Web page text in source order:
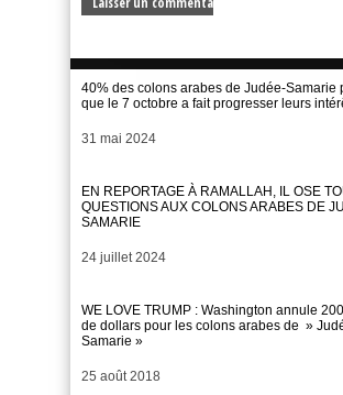
40% des colons arabes de Judée-Samarie
que le 7 octobre a fait progresser leurs
Date
31 mai 2024
EN REPORTAGE À RAMALLAH, IL OSE
QUESTIONS AUX COLONS ARABES DE
SAMARIE
Date
24 juillet 2024
WE LOVE TRUMP : Washington annule
de dollars pour les colons arabes de »
Samarie »
Date
25 août 2018